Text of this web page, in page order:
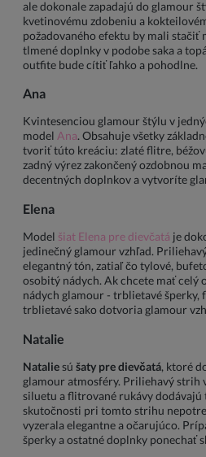
ale dokonale zapadajú do glamour
kvetinovému zdobeniu a
požadovaného efektu by mali stačiť
tlmené doplnky v podobe saka a
outfite bude cítiť ľahko a pohodlne.
Ana
Kvintesenciou glamour štýlu v
model Ana. Obsahuje všetky
tvoriť túto kreáciu: zlaté flitre,
zadný výrez zakončený ozdobnou
decentných doplnkov a vytvoríte
Elena
Model šiat Elena pre dievčatá je
jedinečný glamour vzhľad.
elegantný tón, zatiaľ čo tylové,
osobitý nádych. Ak chcete mať celý
nádych glamour - trblietavé šperky,
trblietavé sako dotvoria glamour
Natalie
Nataliesú šaty pre dievčatá, ktoré
glamour atmosféry. Priliehavý strih
siluetu a flitrované rukávy dodávajú
skutočnosti pri tomto strihu
vyzerala elegantne a očarujúco.
šperky a ostatné doplnky ponechať